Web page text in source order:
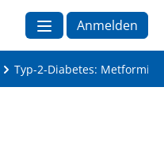
Anmelden
Typ-2-Diabetes: Metformin